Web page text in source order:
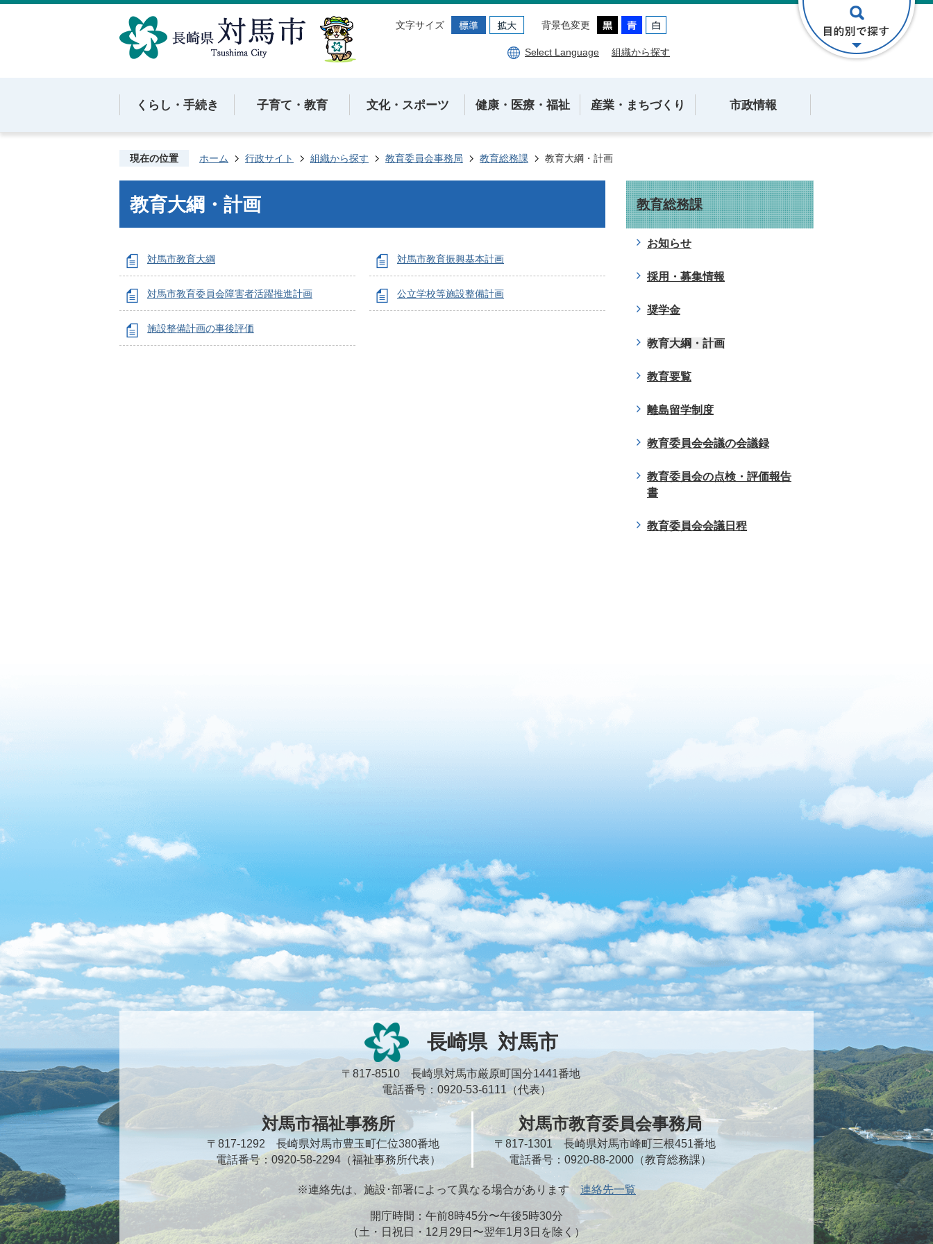
文字サイズ 背景色変更
Select Language 組織から探す
くらし・手続き 子育て・教育 文化・スポーツ 健康・医療・福祉 産業・まちづくり 市政情報
現在の位置 ホーム 行政サイト 組織から探す 教育委員会事務局 教育総務課 教育大綱・計画
教育大綱・計画
対馬市教育大綱 対馬市教育振興基本計画
対馬市教育委員会障害者活躍推進計画 公立学校等施設整備計画
施設整備計画の事後評価
教育総務課
お知らせ
採用・募集情報
奨学金
教育大綱・計画
教育要覧
離島留学制度
教育委員会会議の会議録
教育委員会の点検・評価報告
書
教育委員会会議日程
長崎県 対馬市
〒817-8510 長崎県対馬市厳原町国分1441番地
電話番号：0920-53-6111（代表）
対馬市福祉事務所
〒817-1292 長崎県対馬市豊玉町仁位380番地
電話番号：0920-58-2294（福祉事務所代表）
対馬市教育委員会事務局
〒817-1301 長崎県対馬市峰町三根451番地
電話番号：0920-88-2000（教育総務課）
※連絡先は、施設･部署によって異なる場合があります連絡先一覧
開庁時間：午前8時45分〜午後5時30分
（土・日祝日・12月29日〜翌年1月3日を除く）